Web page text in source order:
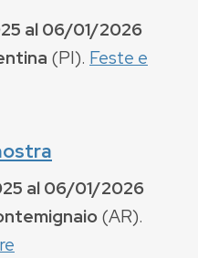
al06/01/2026
(PI). Feste e
al06/01/2026
(AR).